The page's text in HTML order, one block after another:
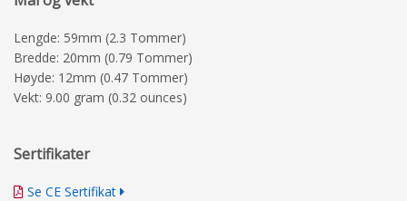
Lengde: 59mm (2.3 Tommer)
Bredde: 20mm (0.79 Tommer)
Høyde: 12mm (0.47 Tommer)
Vekt: 9.00 gram (0.32 ounces)
Sertifikater
Se CE Sertifikat